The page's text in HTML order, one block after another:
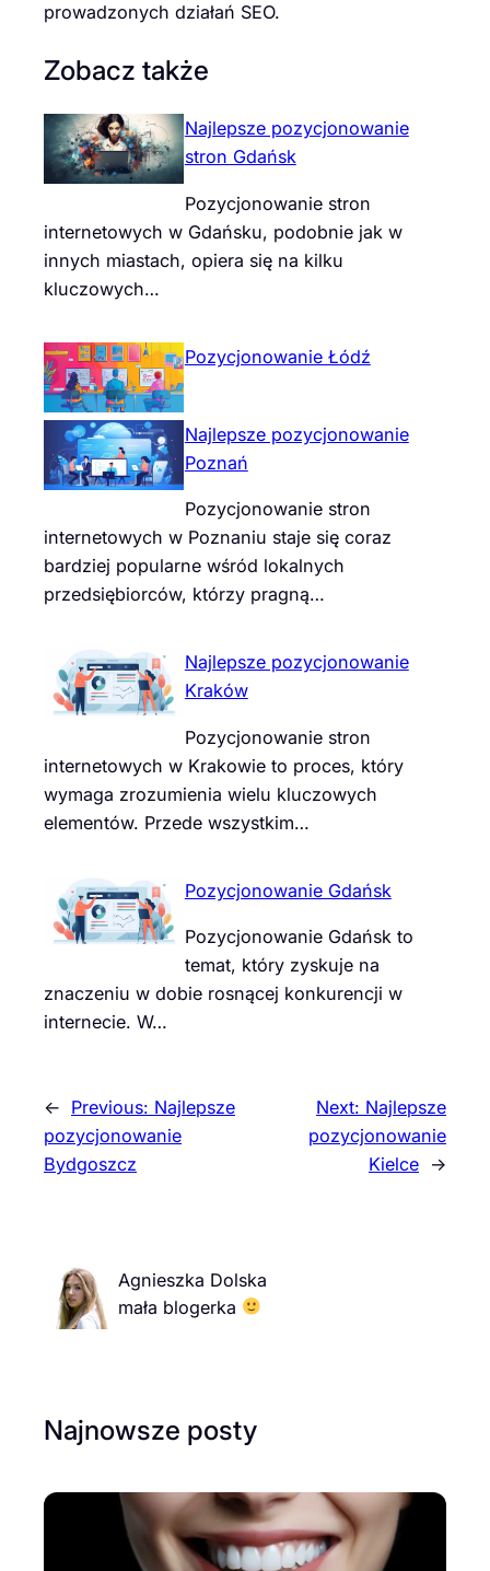
prowadzonych działań SEO.
Zobacz także
Najlepsze pozycjonowanie
stron Gdańsk
Pozycjonowanie stron
internetowych w Gdańsku, podobnie jak w
innych miastach, opiera się na kilku
kluczowych…
Pozycjonowanie Łódź
Najlepsze pozycjonowanie
Poznań
Pozycjonowanie stron
internetowych w Poznaniu staje się coraz
bardziej popularne wśród lokalnych
przedsiębiorców, którzy pragną…
Najlepsze pozycjonowanie
Kraków
Pozycjonowanie stron
internetowych w Krakowie to proces, który
wymaga zrozumienia wielu kluczowych
elementów. Przede wszystkim…
Pozycjonowanie Gdańsk
Pozycjonowanie Gdańsk to
temat, który zyskuje na
znaczeniu w dobie rosnącej konkurencji w
internecie. W…
← Previous: Najlepsze
pozycjonowanie
Bydgoszcz
Next: Najlepsze
pozycjonowanie
Kielce →
Agnieszka Dolska
mała blogerka
Najnowsze posty